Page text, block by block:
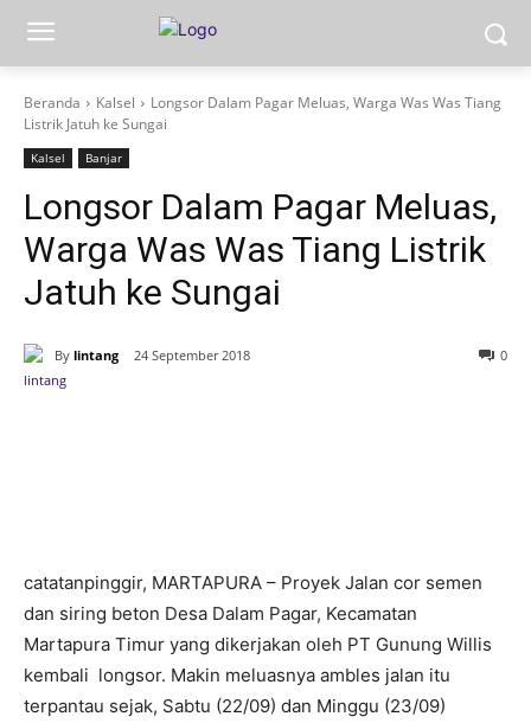
Beranda Kalsel
Longsor Dalam Pagar Meluas, Warga Was Was Tiang
Listrik Jatuh ke Sungai
Kalsel Banjar
Longsor Dalam Pagar Meluas,
Warga Was Was Tiang Listrik
Jatuh ke Sungai
By lintang 24 September 2018 0
catatanpinggir, MARTAPURA – Proyek Jalan cor semen
dan siring beton Desa Dalam Pagar, Kecamatan
Martapura Timur yang dikerjakan oleh PT Gunung Willis
kembali longsor. Makin meluasnya ambles jalan itu
terpantau sejak, Sabtu (22/09) dan Minggu (23/09)